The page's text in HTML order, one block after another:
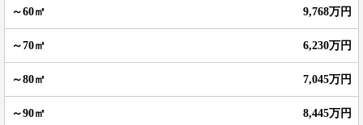
若い人達が住 みやすいエリアでもあり、そのような若者向けの店
舗も増えています。
9,768万円
6,230万円
7,045万円
8,445万円